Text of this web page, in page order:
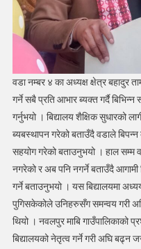
वडा नम्बर ४ का अध्यक्ष क्षेत्र बहादुर
गर्ने सबै प्रति आभार ब्यक्त गर्दै
गर्नुभयो । बिद्यालय शैक्षिक सुधारको
ब्यबस्थापन गरेको बताउँदै वडाले बिपन्न
सहयोग गरेको बताउनुभयो । हाल सम्म
नगरेको र अब पनि नगर्ने बताउँदै
गर्ने बताउनुभयो । यस बिद्यालयमा
पुगिसकेकोले उनिहरुसँग समन्वय गरी
थियो । नवलपुर माबि गाउँपालिकाको
बिद्यालयको नेतृत्व गर्ने गरी अघि